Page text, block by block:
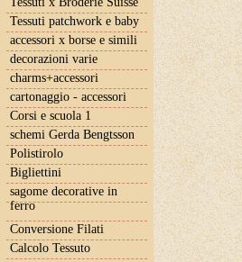
Tessuti patchwork e baby
accessori x borse e simili
decorazioni varie
charms+accessori
cartonaggio - accessori
Corsi e scuola 1
schemi Gerda Bengtsson
Polistirolo
Bigliettini
sagome decorative in
ferro
Conversione Filati
Calcolo Tessuto